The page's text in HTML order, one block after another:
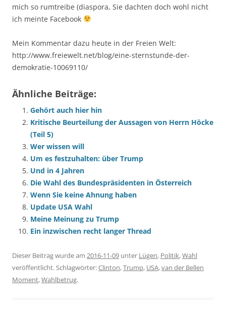
mich so rumtreibe (diaspora, Sie dachten doch wohl nicht
ich meinte Facebook
Mein Kommentar dazu heute in der Freien Welt:
http://www.freiewelt.net/blog/eine-sternstunde-der-
demokratie-10069110/
Ähnliche Beiträge:
Gehört auch hier hin
Kritische Beurteilung der Aussagen von Herrn Höcke
(Teil 5)
Wer wissen will
Um es festzuhalten: über Trump
Und in 4 Jahren
Die Wahl des Bundespräsidenten in Österreich
Wenn Sie keine Ahnung haben
Update USA Wahl
Meine Meinung zu Trump
Ein inzwischen recht langer Thread
Dieser Beitrag wurde am 2016-11-09 unter Lügen, Politik,Wahl
veröffentlicht. Schlagwörter:Clinton,Trump, USA,van der Bellen
Moment,Wahlbetrug.